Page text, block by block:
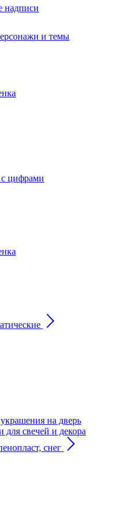
надписи
и темы
цифрами
на дверь
свечей и декора
снег